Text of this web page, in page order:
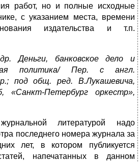
работ, но и полные исходные
с указанием места, времени
издательства и т.п.
Деньги, банковское дело и
политика/ Пер. с англ.
под общ. ред. В.Лукашевича,
Петербург оркестр»,
литературой надо
последнего номера журнала за
лет, в котором публикуется
напечатанных в данном